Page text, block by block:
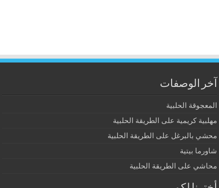
آخر الوصفات
المعجوقة الحلبية
مهلبية كريمية على الطريقة الحلبية
محشي بالبرغل على الطريقة الحلبية
شاورما بيتية
محاشي على الطريقة الحلبية